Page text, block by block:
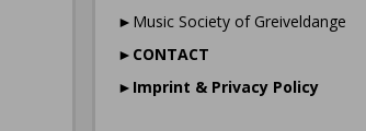
►Music Society of Greiveldange
► CONTACT
► Imprint & Privacy Policy